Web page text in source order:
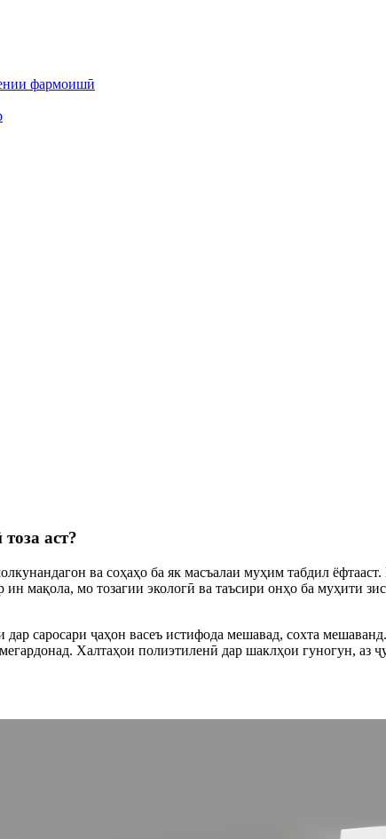
фармоишӣ
аст?
ва соҳаҳо ба як масъалаи муҳим табдил
мақола, мо тозагии экологӣ ва таъсири онҳо ба муҳити
дар саросари ҷаҳон васеъ истифода мешавад, сохта
Халтаҳои полиэтиленӣ дар шаклҳои гуногун, аз